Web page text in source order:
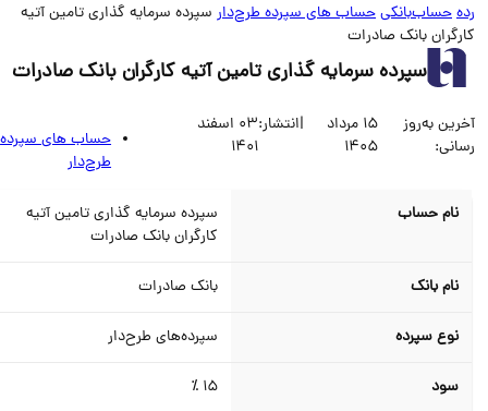
حساب‌بانکیحساب های سپرده طرح‌دارسپرده سرمایه گذاری تامین آتیه
بانک صادرات
سپرده سرمایه گذاری تامین آتیه کارگران بانک صادرات
به‌روز
15 مرداد
1405
| انتشار:
03 اسفند
1401
حساب های سپرده
طرح‌دار
نام حساب
سپرده سرمایه گذاری تامین آتیه
کارگران بانک صادرات
نام بانک بانک صادرات
نوع سپرده سپرده‌های طرح‌دار
سود